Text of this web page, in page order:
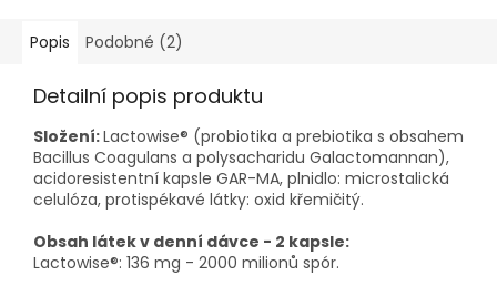
Popis Podobné (2)
Detailní popis produktu
Složení:Lactowise® (probiotika a prebiotika s obsahem
Bacillus Coagulans a polysacharidu Galactomannan),
acidoresistentní kapsle GAR-MA, plnidlo: microstalická
celulóza, protispékavé látky: oxid křemičitý.
Obsah látek v denní dávce - 2 kapsle:
Lactowise®: 136 mg - 2000 milionů spór.